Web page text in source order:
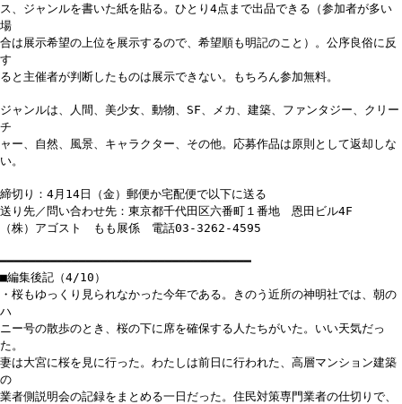
ス、ジャンルを書いた紙を貼る。ひとり4点まで出品できる（参加者が多い
場
合は展示希望の上位を展示するので、希望順も明記のこと）。公序良俗に反
す
ると主催者が判断したものは展示できない。もちろん参加無料。
ジャンルは、人間、美少女、動物、SF、メカ、建築、ファンタジー、クリー
チ
ャー、自然、風景、キャラクター、その他。応募作品は原則として返却しな
い。
締切り：4月14日（金）郵便か宅配便で以下に送る
送り先／問い合わせ先：東京都千代田区六番町１番地 恩田ビル4F
（株）アゴスト もも展係 電話03-3262-4595
━━━━━━━━━━━━━━━━━━━━━━━━━━━━━━━━━━━
■編集後記（4/10）
・桜もゆっくり見られなかった今年である。きのう近所の神明社では、朝の
ハ
ニー号の散歩のとき、桜の下に席を確保する人たちがいた。いい天気だっ
た。
妻は大宮に桜を見に行った。わたしは前日に行われた、高層マンション建築
の
業者側説明会の記録をまとめる一日だった。住民対策専門業者の仕切りで、